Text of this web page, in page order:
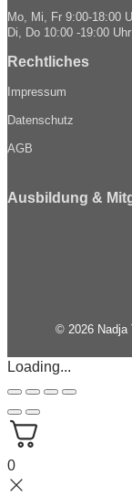
Mo, Mi, Fr 9:00-18:00
Di, Do 10:00 -19:00 Uhr
Rechtliches
Impressum
Datenschutz
AGB
Ausbildung &
© 2026 Nadja
Loading...
0